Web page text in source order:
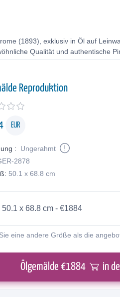
(1893), exklusiv in Öl auf
Qualität und authentische
Reproduktion
EUR
:
Ungerahmt
2878
50.1 x 68.8 cm
50.1 x 68.8 cm - €1884
eine andere Größe als die
Ölgemälde €1884 in